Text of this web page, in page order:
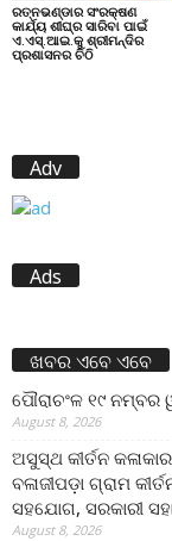
ରତ୍ନଭଣ୍ଡାର ସଂରକ୍ଷଣ
କାର୍ଯ୍ୟ ଶୀଘ୍ର ସାରିବା ପାଇଁ
ଏ.ଏସ୍.ଆଇ.କୁ ଶ୍ରୀମନ୍ଦିର
ପ୍ରଶାସନର ଚିଠି
Adv
Ads
ଖବର ଏବେ ଏବେ
ପୌରାଚଂଳ ୧୯ ନମ୍ବର
August 8, 2026
ଅସୁସ୍ଥ କୀର୍ତନ
ବଳାଜୀପଡ଼ା ଗ୍ରାମ
ସହଯୋଗ, ସରକାରୀ
August 8, 2026